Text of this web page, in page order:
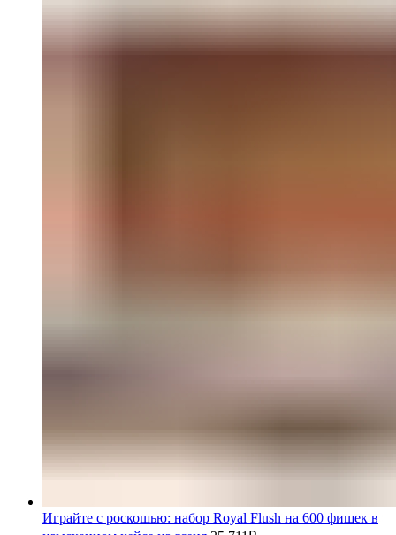
Играйте с роскошью: набор Royal Flush на 600 фишек в